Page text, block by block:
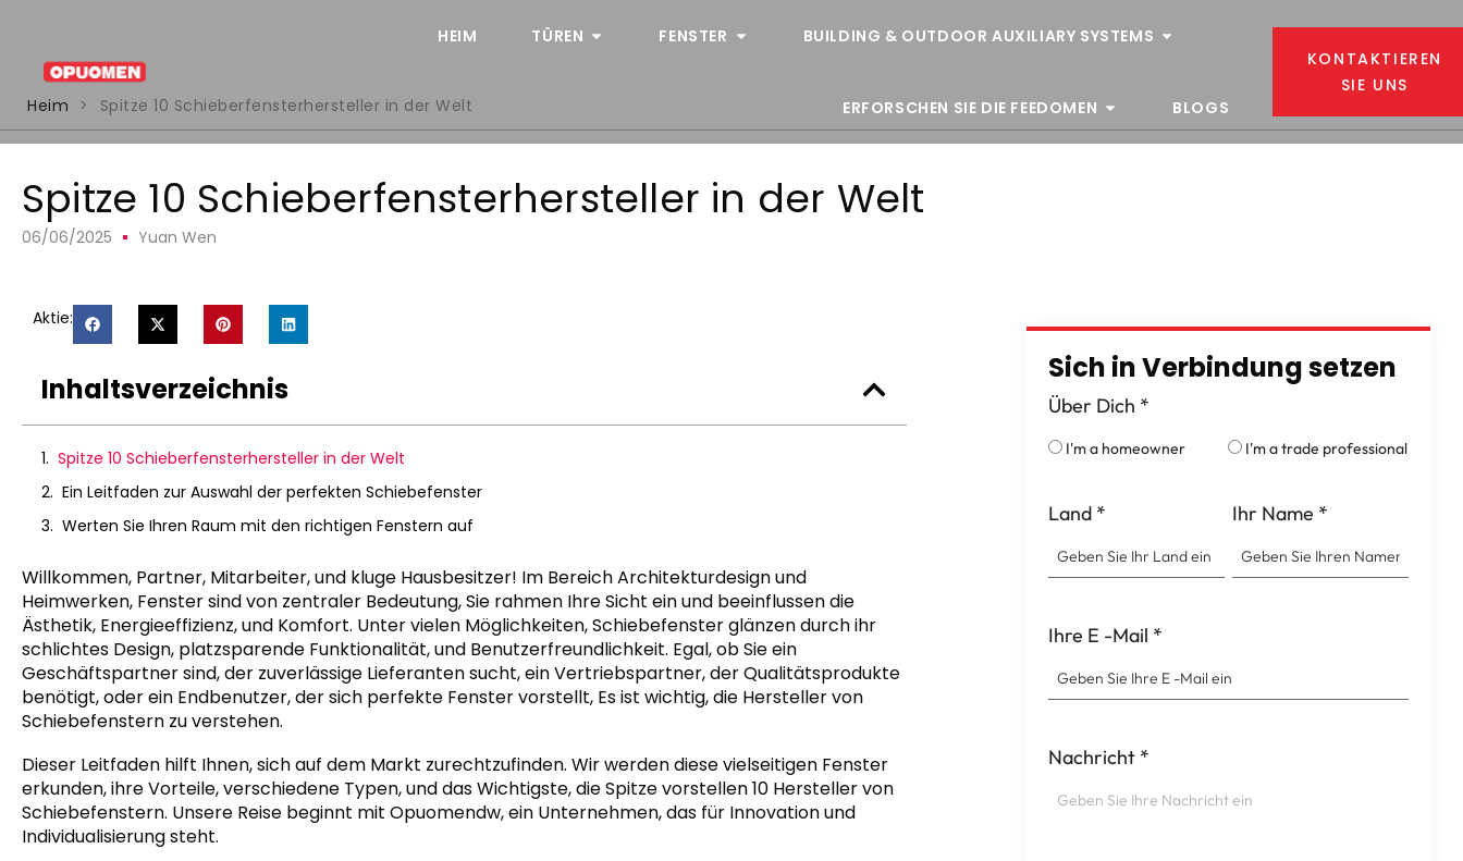
HEIM TÜREN FENSTER BUILDING & OUTDOOR AUXILIARY SYSTEMS
ERFORSCHEN SIE DIE FEEDOMEN BLOGS
KONTAKTIEREN
SIE UNS
Heim
> Spitze 10 Schieberfensterhersteller in der Welt
Spitze 10 Schieberfensterhersteller in der Welt
06/06/2025 Yuan Wen
Aktie:
Inhaltsverzeichnis
Spitze 10 Schieberfensterhersteller in der Welt
Ein Leitfaden zur Auswahl der perfekten Schiebefenster
Werten Sie Ihren Raum mit den richtigen Fenstern auf
Willkommen, Partner, Mitarbeiter, und kluge Hausbesitzer! Im Bereich Architekturdesign und
Heimwerken, Fenster sind von zentraler Bedeutung, Sie rahmen Ihre Sicht ein und beeinflussen die
Ästhetik, Energieeffizienz, und Komfort. Unter vielen Möglichkeiten, Schiebefenster glänzen durch ihr
schlichtes Design, platzsparende Funktionalität, und Benutzerfreundlichkeit. Egal, ob Sie ein
Geschäftspartner sind, der zuverlässige Lieferanten sucht, ein Vertriebspartner, der Qualitätsprodukte
benötigt, oder ein Endbenutzer, der sich perfekte Fenster vorstellt, Es ist wichtig, die Hersteller von
Schiebefenstern zu verstehen.
Dieser Leitfaden hilft Ihnen, sich auf dem Markt zurechtzufinden. Wir werden diese vielseitigen Fenster
erkunden, ihre Vorteile, verschiedene Typen, und das Wichtigste, die Spitze vorstellen 10 Hersteller von
Schiebefenstern. Unsere Reise beginnt mit Opuomendw, ein Unternehmen, das für Innovation und
Individualisierung steht.
Sich in Verbindung setzen
Über Dich *
I'm a homeowner I'm a trade professional
Land * Ihr Name *
Ihre E -Mail *
Nachricht *